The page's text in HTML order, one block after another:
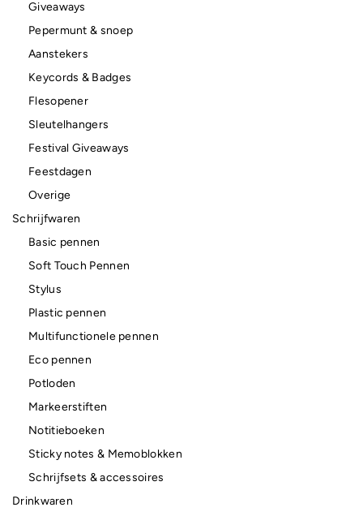
Giveaways
Pepermunt & snoep
Aanstekers
Keycords & Badges
Flesopener
Sleutelhangers
Festival Giveaways
Feestdagen
Overige
Schrijfwaren
Basic pennen
Soft Touch Pennen
Stylus
Plastic pennen
Multifunctionele pennen
Eco pennen
Potloden
Markeerstiften
Notitieboeken
Sticky notes & Memoblokken
Schrijfsets & accessoires
Drinkwaren